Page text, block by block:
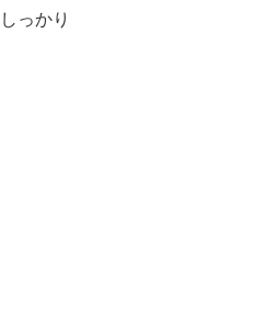
しっかり